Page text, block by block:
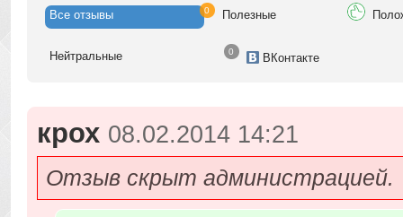
Все отзывы 0 Полезные
Нейтральные 0 ВКонтакте
крох 08.02.2014 14:21
Отзыв скрыт администрацией.